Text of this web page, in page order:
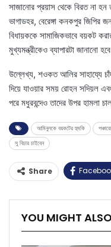
সাজানোর প্রয়াস থেকে বিরত না
ভাগাডহর, বেরেঙ্গা কনকপুর
বিধায়ককে সামাজিকভাবে বয়কট
মুখ্যমন্ত্রীকেও ব্যাপারটা জানানো
উল্লেখ্য, শওকত আলির সাহায্যে
দিয়ে যাওয়ার সময় রোহন সদিয়ল
পরে মধুরবন্দেও তাদের উপর হামলা
আমিনুলকে বয়কটের হুমকি
সু বিচার চাইবেন
Share
YOU MIGHT